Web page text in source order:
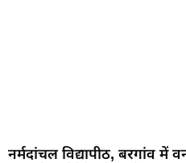
नर्मदांचल विद्यापीठ, बरगांव में